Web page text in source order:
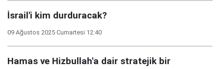
İsrail'i kim durduracak?
09 Ağustos 2025 Cumartesi 12:40
Hamas ve Hizbullah'a dair stratejik bir